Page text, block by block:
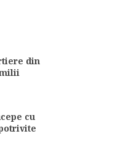
din
cu